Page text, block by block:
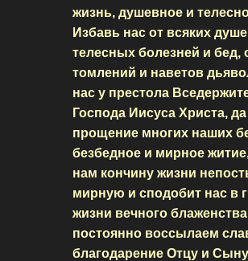
жизнь, душевное и
Избавь нас от всяких
телесных болезней и бед,
томлений и наветов
нас у престола
Господа Иисуса Христа,
прощение многих наших
безбедное и мирное
нам кончину жизни
мирную и сподобит нас в
жизни вечного
постоянно воссылаем
благодарение Отцу и